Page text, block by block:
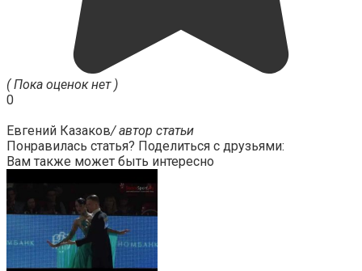
( Пока оценок нет )
0
Евгений Казаков/ автор статьи
Понравилась статья? Поделиться с друзьями:
Вам также может быть интересно